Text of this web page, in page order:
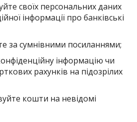
своїх персональних даних
інформації про банківські
за сумнівними посиланнями;
інформацію чи
рахунків на підозрілих
кошти на невідомі